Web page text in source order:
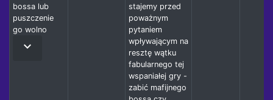
bossa lub
puszczenie
go wolno
keyboard_arrow_down
stajemy przed
poważnym
pytaniem
wpływającym na
resztę wątku
fabularnego tej
wspaniałej gry -
zabić mafijnego